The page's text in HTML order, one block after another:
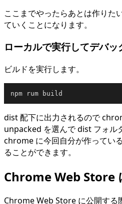
ここまでやったらあとは作りた
ていくことになります。
ローカルで実行してデバッ
ビルドを実行します。
dist 配下に出力されるので
unpacked を選んで dist フォル
chrome に今回自分が作ってい
ることができます。
Chrome Web Store
Chrome Web Store に公開する